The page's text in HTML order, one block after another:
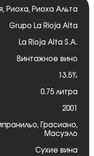
, Риоха, Риоха Альта
Grupo La Rioja Alta
La Rioja Alta S.A.
Винтажное вино
13.5%
0.75 литра
2001
, Грасиано,
Масуэло
Сухие вина